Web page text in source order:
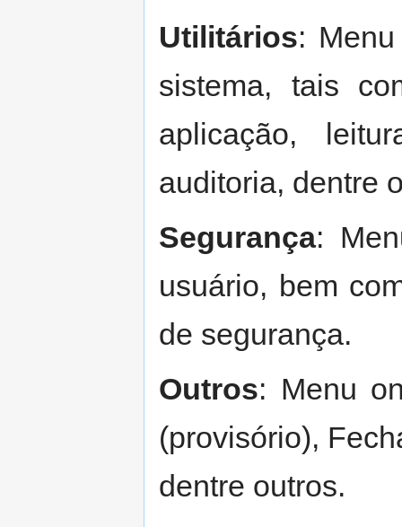
Utilitários:
sistema, tais
aplicação,
auditoria, dentre
Segurança:
usuário, bem
de segurança.
Outros: Menu
(provisório),
dentre outros.